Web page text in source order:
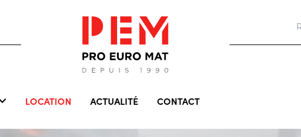
LOCATION ACTUALITÉ CONTACT